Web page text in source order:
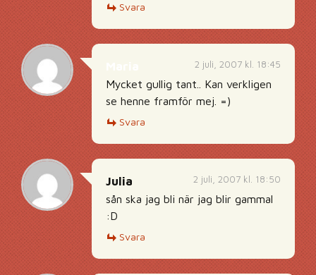
Svara
2 juli, 2007 kl. 18:45
Mycket gullig tant.. Kan verkligen
se henne framför mej. =)
Svara
2 juli, 2007 kl. 18:50
Julia
sån ska jag bli när jag blir gammal
:D
Svara